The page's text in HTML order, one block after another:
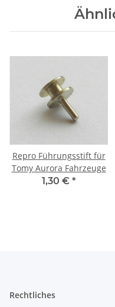
Repro Führungsstift für
Tomy Aurora Fahrzeuge
1,30 € *
Rechtliches